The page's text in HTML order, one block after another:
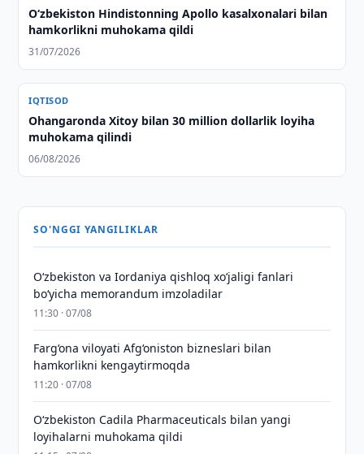
Oʻzbekiston Hindistonning Apollo kasalxonalari bilan
hamkorlikni muhokama qildi
31/07/2026
IQTISOD
Ohangaronda Xitoy bilan 30 million dollarlik loyiha
muhokama qilindi
06/08/2026
SO'NGGI YANGILIKLAR
Oʻzbekiston va Iordaniya qishloq xoʻjaligi fanlari
boʻyicha memorandum imzoladilar
11:30 · 07/08
Farg‘ona viloyati Afg‘oniston bizneslari bilan
hamkorlikni kengaytirmoqda
11:20 · 07/08
Oʻzbekiston Cadila Pharmaceuticals bilan yangi
loyihalarni muhokama qildi